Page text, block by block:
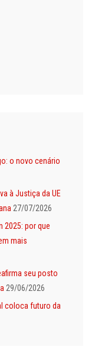
o novo cenário
à Justiça da UE
27/07/2026
2025: por que
mais
seu posto
29/06/2026
coloca futuro da